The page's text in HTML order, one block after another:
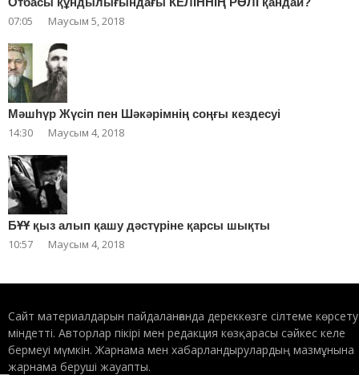
07:05 Маусым 5, 2018
Мәшһүр Жүсіп пен Шәкәрімнің соңғы кездесуі
14:30 Маусым 4, 2018
БҰҰ қыз алып қашу дәстүріне қарсы шықты
10:57 Маусым 4, 2018
Сайт материалдарын пайдаланғанда дереккөзге сілтеме көрсету
міндетті. Авторлар пікірі мен редакция көзқарасы сәйкес келе
бермеуі мүмкін. Жарнама мен хабарландырулардың мазмұнына
жарнама беруші жауапты.